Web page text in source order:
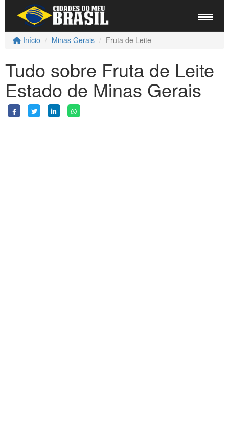
Início Minas Gerais Fruta de Leite
Tudo sobre Fruta de Leite
Estado de Minas Gerais